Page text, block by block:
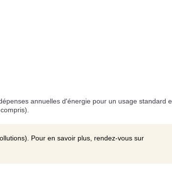
annuelles d'énergie pour un usage standard
Pour en savoir plus, rendez-vous sur